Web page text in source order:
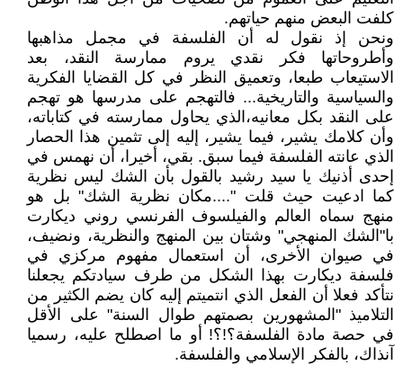
كلفت البعض منهم حياتهم.
ونحن إذ نقول له أن الفلسفة في مجمل مذاهبها
وأطروحاتها فكر نقدي يروم ممارسة النقد، بعد
الاستيعاب طبعا، وتعميق النظر في كل القضايا الفكرية
والسياسية والتاريخية... فالتهجم على مدرسها هو تهجم
على النقد بكل معانيه،الذي يحاول ممارسته في كتاباته،
وأن كلامك يشير، فيما يشير، إليه إلى تثمين هذا الحصار
الذي عانته الفلسفة فيما سبق. بقي، أخيرا، أن نهمس في
إحدى أذنيك يا سيد رشيد بالقول بأن الشك ليس نظرية
كما ادعيت حيث قلت "....مكان نظرية الشك" بل هو
منهج سماه العالم والفيلسوف الفرنسي روني ديكارت
با"الشك المنهجي" وشتان بين المنهج والنظرية، ونضيف،
في صيوان الأخرى، أن استعمال مفهوم مركزي في
فلسفة ديكارت بهذا الشكل من طرف سيادتكم يجعلنا
نتأكد فعلا أن الفعل الذي انتميتم إليه كان يضم الكثير من
التلاميذ "المشهورين بصمتهم طوال السنة" على الأقل
في حصة مادة الفلسفة؟!؟! أو ما اصطلح عليه، رسميا
آنذاك، بالفكر الإسلامي والفلسفة.